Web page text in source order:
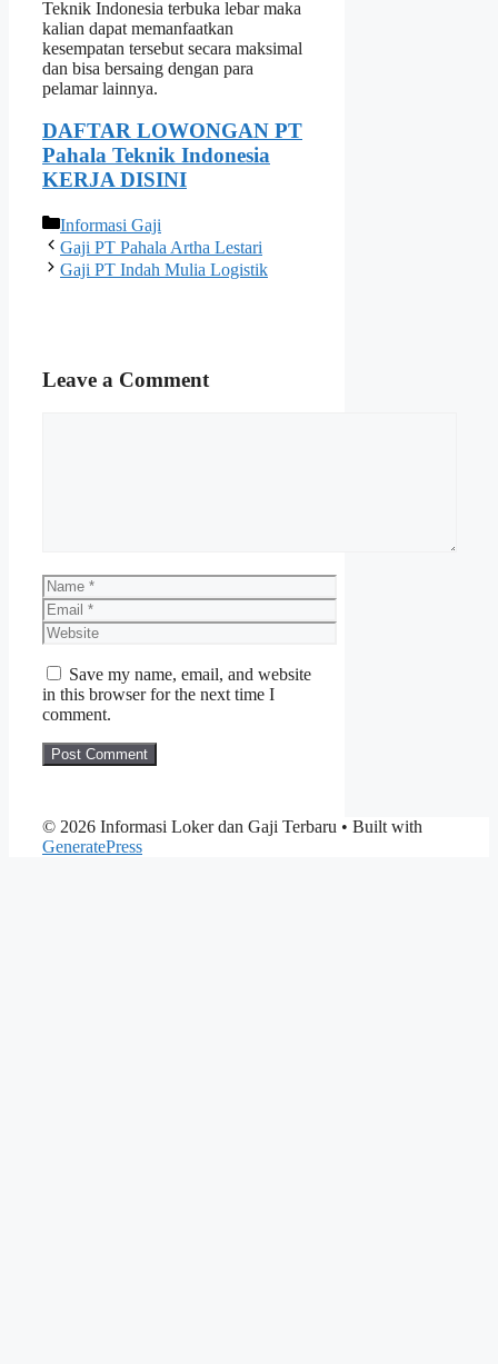
Teknik Indonesia terbuka lebar maka
kalian dapat memanfaatkan
kesempatan tersebut secara maksimal
dan bisa bersaing dengan para
pelamar lainnya.
DAFTAR LOWONGAN PT
Pahala Teknik Indonesia
KERJA DISINI
Categories
Informasi Gaji
Gaji PT Pahala Artha Lestari
Gaji PT Indah Mulia Logistik
Leave a Comment
Name
Email
Website
Save my name, email, and website
in this browser for the next time I
comment.
© 2026 Informasi Loker dan Gaji Terbaru • Built with
GeneratePress